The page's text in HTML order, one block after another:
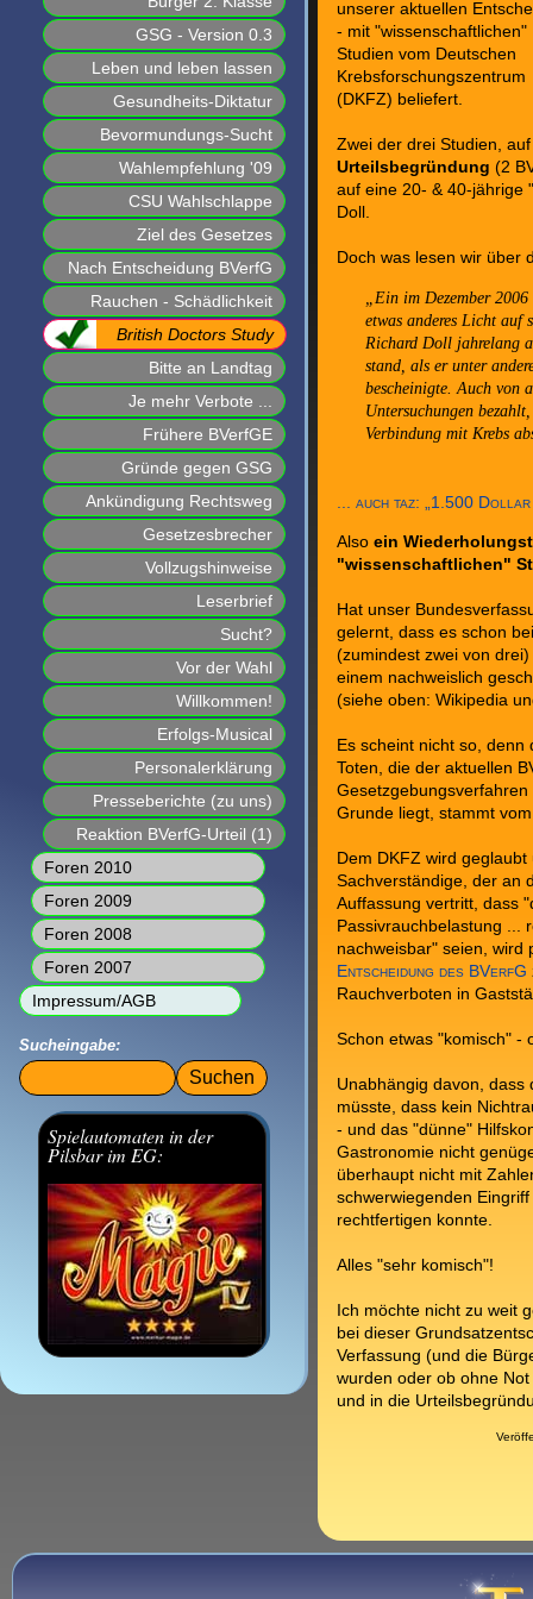
unserer aktuellen
- mit "wissenschaftlichen"
Studien vom Deutschen
Krebsforschungszentrum
(DKFZ) beliefert.
Zwei der drei Studien,
Urteilsbegründung (2
auf eine 20- & 40-jährige
Doll.
Doch was lesen wir über
Ein im Dezember
etwas anderes Licht auf
Richard Doll jahrelang
stand, als er unter
bescheinigte. Auch von
Untersuchungen
Verbindung mit Krebs
... auch taz: 1.500 Dollar
Alsoein
"wissenschaftlichen"
Hat unser
gelernt, dass es schon
(zumindest zwei von
einem nachweislich
(siehe oben: Wikipedia
Es scheint nicht so,
Toten, die der aktuellen
Grunde liegt, stammt
Dem DKFZ wird
Sachverständige, der an
Auffassung vertritt, dass
Passivrauchbelastung ...
nachweisbar" seien, wird
Entscheidung des BVerfG
Rauchverboten in
Schon etwas "komisch" -
Unabhängig davon, dass
müsste, dass kein
- und das "dünne"
Gastronomie nicht
überhaupt nicht mit
schwerwiegenden
rechtfertigen konnte.
Alles "sehr komisch"!
Ich möchte nicht zu weit
bei dieser
Verfassung (und die
wurden oder ob ohne
und in die
GSG - Version 0.3
Leben und leben lassen
Gesundheits-Diktatur
Bevormundungs-Sucht
Wahlempfehlung '09
CSU Wahlschlappe
Ziel des Gesetzes
Nach Entscheidung BVerfG
Rauchen - Schädlichkeit
British Doctors Study
Bitte an Landtag
Je mehr Verbote ...
Frühere BVerfGE
Gründe gegen GSG
Ankündigung Rechtsweg
Gesetzesbrecher
Vollzugshinweise
Leserbrief
Sucht?
Vor der Wahl
Willkommen!
Erfolgs-Musical
Personalerklärung
Presseberichte (zu uns)
Reaktion BVerfG-Urteil (1)
Foren 2010
Foren 2009
Foren 2008
Foren 2007
Impressum/AGB
Sucheingabe:
Suchbegriffe
Spielautomaten in der
Pilsbar im EG: